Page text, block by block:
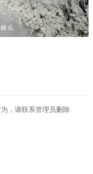
，请联系管理员删除